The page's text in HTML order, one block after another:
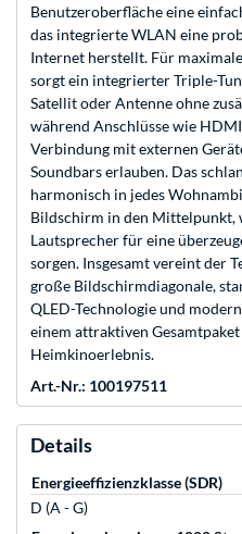
Benutzeroberfläche eine
das integrierte WLAN eine
Internet herstellt. Für
sorgt ein integrierter Triple-
Satellit oder Antenne ohne
während Anschlüsse wie
Verbindung mit externen
Soundbars erlauben. Das
harmonisch in jedes
Bildschirm in den Mittelpunkt,
Lautsprecher für eine
sorgen. Insgesamt vereint der
große Bildschirmdiagonale,
QLED-Technologie und
einem attraktiven
Heimkinoerlebnis.
Art.-Nr.: 100197511
Details
Energieeffizienzklasse (SDR)
D (A - G)